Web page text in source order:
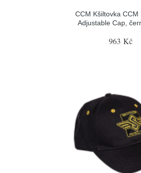
CCM Kšiltovka CCM
Adjustable Cap,
963 Kč